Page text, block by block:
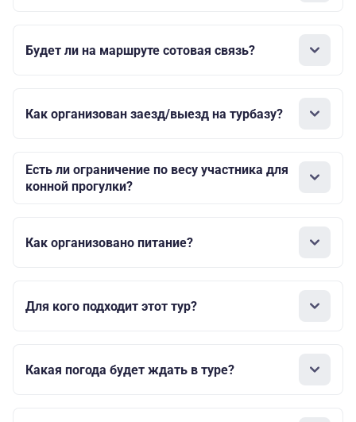
Будет ли на маршруте сотовая связь?
Как организован заезд/выезд на турбазу?
Есть ли ограничение по весу участника для
конной прогулки?
Как организовано питание?
Для кого подходит этот тур?
Какая погода будет ждать в туре?